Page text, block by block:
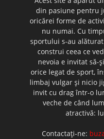
din pasiune pentru
oricărei forme de
nu numai. Cu
sportului s-au
construi ceea ce
nevoia e invitat să-
orice legat de sport,
limbaj vulgar şi nicio
invit cu drag într-o
veche de când
atractivă:
Contactați-ne: